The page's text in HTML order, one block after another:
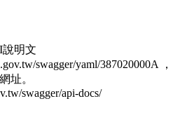
明文
swagger/yaml/387020000A ，
址。
swagger/api-docs/